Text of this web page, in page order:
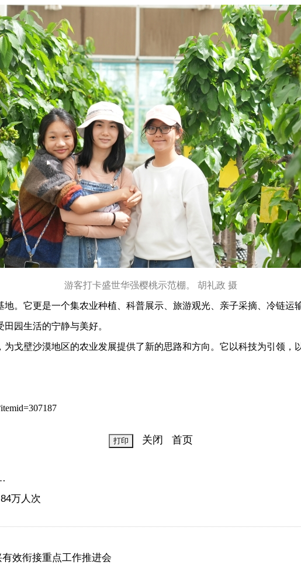
游客打卡盛世华强樱桃示范棚。 胡礼政 摄
它更是一个集农业种植、科普展示、旅游观光、亲子采摘、冷链运
园生活的宁静与美好。
壁沙漠地区的农业发展提供了新的思路和方向。它以科技为引领，
关闭 首页
万人次
效衔接重点工作推进会